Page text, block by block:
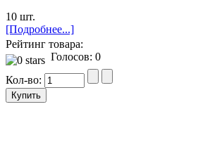
10 шт.
[Подробнее...]
Рейтинг товара:
Голосов: 0
Кол-во: